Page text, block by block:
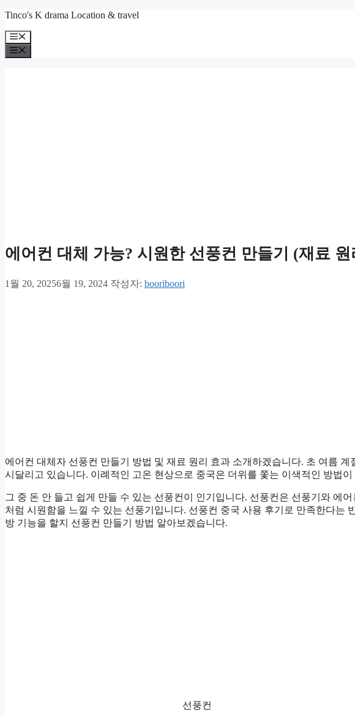
컨
츠
로
Tinco's K drama Location & travel
메
뉴
에어컨 대체 가능? 시원한 선풍컨 만들기 (재료
1월 20, 20256월 19, 2024 작성자: booriboori
에어컨 대체자 선풍컨 만들기 방법 및 재료 원리 효과 소개하겠습니다. 초 여름
시달리고 있습니다. 이례적인 고온 현상으로 중국은 더위를 쫓는 이색적인 방법
그 중 돈 안 들고 쉽게 만들 수 있는 선풍컨이 인기입니다. 선풍컨은 선풍기와 에
처럼 시원함을 느낄 수 있는 선풍기입니다. 선풍컨 중국 사용 후기로 만족한다는
방 기능을 할지 선풍컨 만들기 방법 알아보겠습니다.
선풍컨